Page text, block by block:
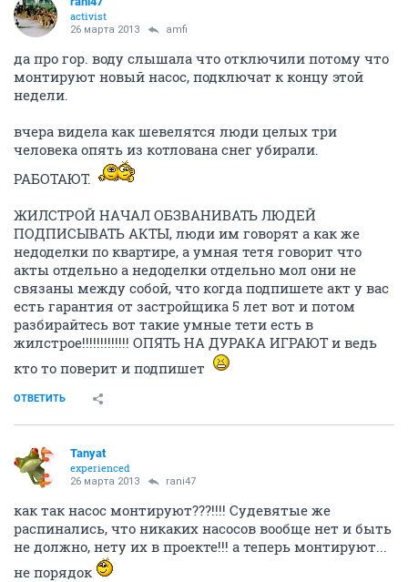
activist
26 марта 2013 amfi
да про гор. воду слышала что отключили потому что
монтируют новый насос, подключат к концу этой
недели.
вчера видела как шевелятся люди целых три
человека опять из котлована снег убирали.
РАБОТАЮТ.
ЖИЛСТРОЙ НАЧАЛ ОБЗВАНИВАТЬ ЛЮДЕЙ
ПОДПИСЫВАТЬ АКТЫ, люди им говорят а как же
недоделки по квартире, а умная тетя говорит что
акты отдельно а недоделки отдельно мол они не
связаны между собой, что когда подпишете акт у вас
есть гарантия от застройщика 5 лет вот и потом
разбирайтесь вот такие умные тети есть в
жилстрое!!!!!!!!!!!!! ОПЯТЬ НА ДУРАКА ИГРАЮТ и ведь
кто то поверит и подпишет
ОТВЕТИТЬ
Tanyat
experienced
26 марта 2013 rani47
как так насос монтируют???!!!! Судевятые же
распинались, что никаких насосов вообще нет и быть
не должно, нету их в проекте!!! а теперь монтируют...
не порядок